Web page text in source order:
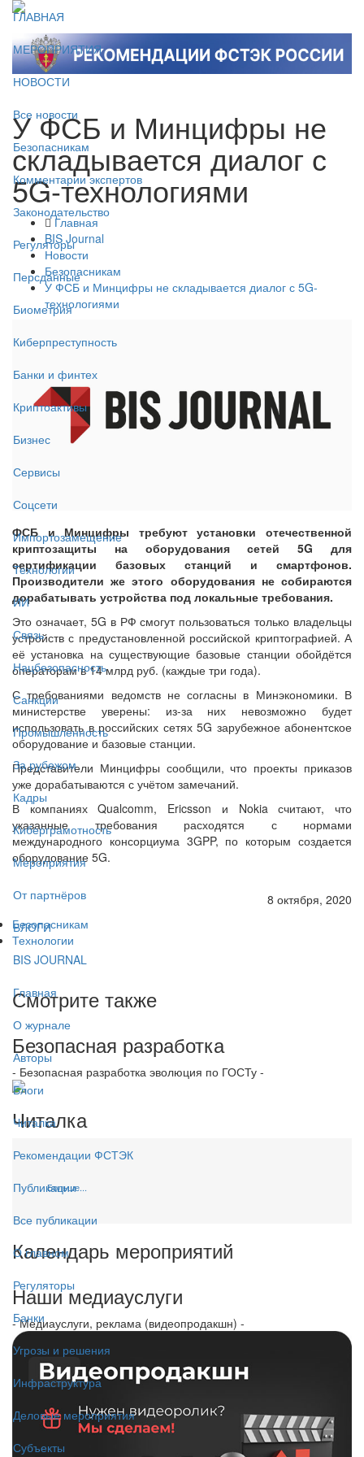
ГЛАВНАЯ
МЕРОПРИЯТИЯ
НОВОСТИ
Все новости
Безопасникам
Комментарии экспертов
Законодательство
Регуляторы
Персданные
Биометрия
Киберпреступность
Банки и финтех
Криптоактивы
Бизнес
Сервисы
Соцсети
Импортозамещение
Технологии
ИИ
Связь
Нацбезопасность
Санкции
Промышленность
За рубежом
Кадры
Киберграмотность
Мероприятия
От партнёров
БЛОГИ
BIS JOURNAL
Главная
О журнале
Авторы
Блоги
Читалка
Рекомендации ФСТЭК
Публикации
Все публикации
О главном
Регуляторы
Банки
Угрозы и решения
Инфраструктура
Деловые мероприятия
Субъекты
У ФСБ и Минцифры не
складывается диалог с
5G-технологиями
Главная
BIS Journal
Новости
Безопасникам
У ФСБ и Минцифры не складывается диалог с 5G-
технологиями
ФСБ и Минцифры требуют установки отечественной
криптозащиты на оборудования сетей 5G для
сертификации базовых станций и смартфонов.
Производители же этого оборудования не собираются
дорабатывать устройства под локальные требования.
Это означает, 5G в РФ смогут пользоваться только владельцы
устройств с предустановленной российской криптографией. А
её установка на существующие базовые станции обойдётся
операторам в 14 млрд руб. (каждые три года).
С требованиями ведомств не согласны в Минэкономики. В
министерстве уверены: из-за них невозможно будет
использовать в российских сетях 5G зарубежное абонентское
оборудование и базовые станции.
Представители Минцифры сообщили, что проекты приказов
уже дорабатываются с учётом замечаний.
В компаниях Qualcomm, Ericsson и Nokia считают, что
указанные требования расходятся с нормами
международного консорциума 3GPP, по которым создается
оборудование 5G.
8 октября, 2020
Безопасникам
Технологии
Смотрите также
Безопасная разработка
- Безопасная разработка эволюция по ГОСТу -
Читалка
Больше...
Календарь мероприятий
Наши медиауслуги
- Медиауслуги, реклама (видеопродакшн) -